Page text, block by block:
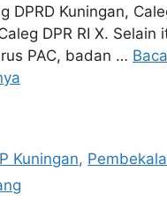
DPRD Kuningan,
DPR RI X. Selain
PAC, badan … Baca
Kuningan,